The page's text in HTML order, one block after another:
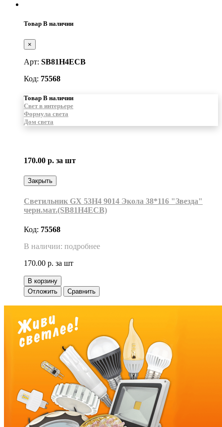
Товар В наличии
×
Арт: SB81H4ECB
Код: 75568
Товар В наличии
Свет в интерьере
Формула света
Дом света
170.00 р. за шт
Закрыть
Светильник GX 53H4 9014 Экола 38*116 "Звезда"
черн.мат.(SB81H4ECB)
Код: 75568
В наличии: подробнее
170.00 р. за шт
В корзину
Отложить
Сравнить